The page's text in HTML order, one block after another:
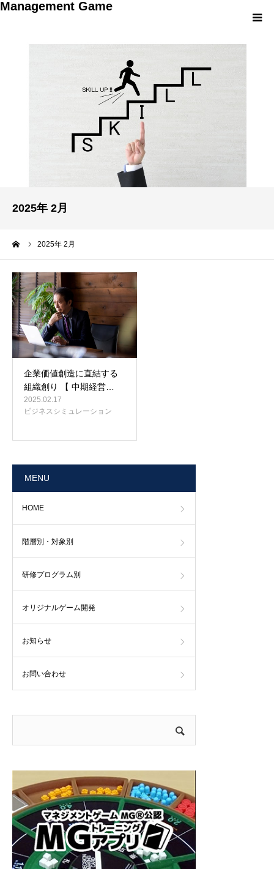
Management Game
2025年 2月
2025年 2月
企業価値創造に直結する
組織創り 【 中期経営…
2025.02.17
ビジネスシミュレーション
MENU
HOME
階層別・対象別
研修プログラム別
オリジナルゲーム開発
お知らせ
お問い合わせ
階層別・対象別
研修プログラム別